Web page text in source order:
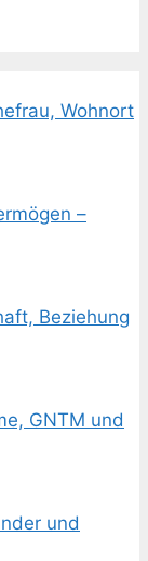
Wohnort
–
Beziehung
GNTM und
und